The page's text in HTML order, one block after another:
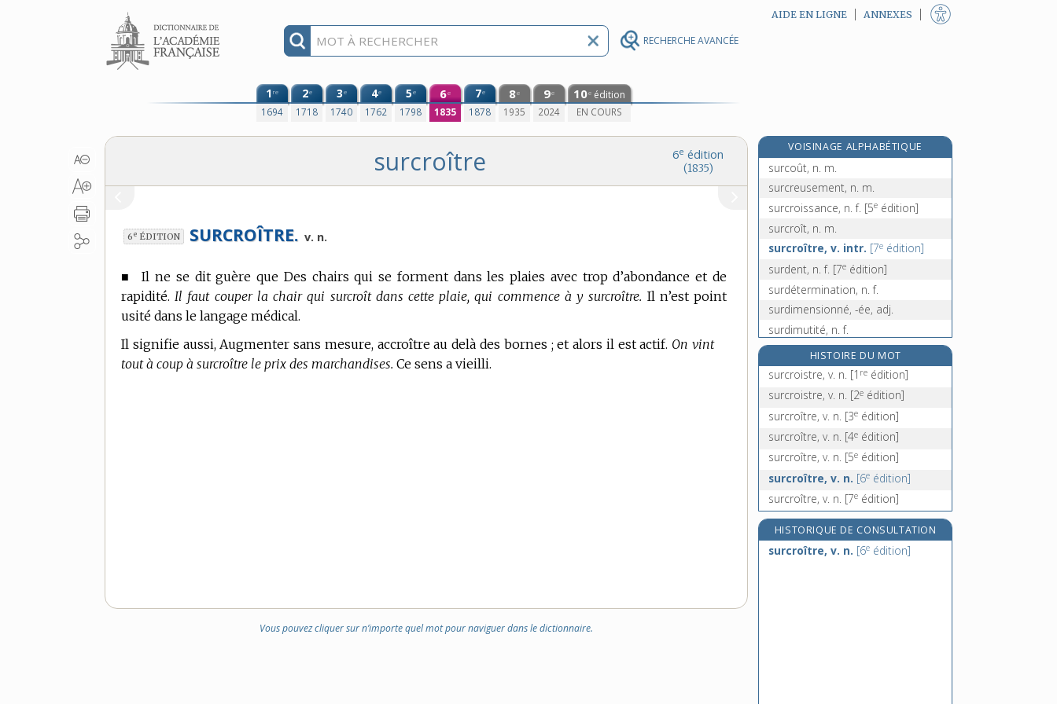
RECHERCHE AVANCÉE
Aller au contenu AIDE EN LIGNE ANNEXES
1re
1694
2e
1718
3e
1740
4e
1762
5e
1798
6e
1835
7e
1878
8e
1935
9e
2024
10e édition
EN COURS
6e édition
(1835)
surcroître
6e ÉDITION SURCROÎTRE. v. n.
■Il ne se dit guère que Des chairs qui se forment dans les plaies avec trop d’abondance et de
rapidité. Il faut couper la chair qui surcroît dans cette plaie, qui commence à y surcroître. Il n’est point
usité dans le langage médical.
Il signifie aussi, Augmenter sans mesure, accroître au delà des bornes ; et alors il est actif. On vint
tout à coup à surcroître le prix des marchandises. Ce sens a vieilli.
Vous pouvez cliquer sur n’importe quel mot pour naviguer dans le dictionnaire.
VOISINAGE ALPHABÉTIQUE
surcouper, v. tr.
surcoût, n. m.
surcreusement, n. m.
surcroissance, n. f. [5e édition]
surcroît, n. m.
surcroître, v. intr. [7e édition]
surdent, n. f. [7e édition]
surdétermination, n. f.
surdimensionné, -ée, adj.
surdimutité, n. f.
surdi-mutité, n. f.
surdité, n. f.
surdorer, v. tr.
édition]
surdos, n. m.
surdosage, n. m.
HISTOIRE DU MOT
surcroistre, v. n. [1 re édition]
surcroistre, v. n. [2e édition]
surcroître, v. n. [3e édition]
surcroître, v. n. [4e édition]
surcroître, v. n. [5e édition]
surcroître, v. n. [6e édition]
surcroître, v. n. [7e édition]
HISTORIQUE DE CONSULTATION
surcroître, v. n. [6e édition]